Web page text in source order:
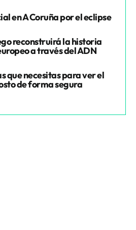
en A Coruña por el eclipse
reconstruirá la historia
a través del ADN
que necesitas para ver el
de forma segura